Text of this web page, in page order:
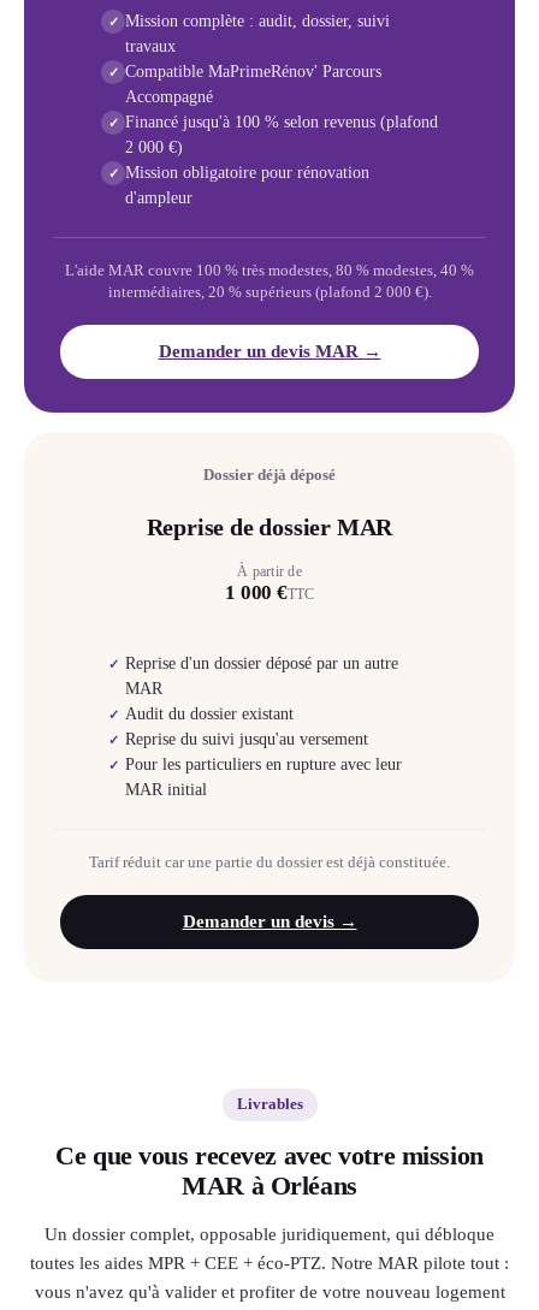
✓ Mission complète : audit, dossier, suivi
travaux
✓ Compatible MaPrimeRénov' Parcours
Accompagné
✓ Financé jusqu'à 100 % selon revenus (plafond
2 000 €)
✓ Mission obligatoire pour rénovation
d'ampleur
L'aide MAR couvre 100 % très modestes, 80 % modestes, 40 %
intermédiaires, 20 % supérieurs (plafond 2 000 €).
Demander un devis MAR →
Dossier déjà déposé
Reprise de dossier MAR
À partir de
1 000 €TTC
✓ Reprise d'un dossier déposé par un autre
MAR
✓ Audit du dossier existant
✓ Reprise du suivi jusqu'au versement
✓ Pour les particuliers en rupture avec leur
MAR initial
Tarif réduit car une partie du dossier est déjà constituée.
Demander un devis →
Livrables
Ce que vous recevez avec votre mission
MAR à Orléans
Un dossier complet, opposable juridiquement, qui débloque
toutes les aides MPR + CEE + éco-PTZ. Notre MAR pilote tout :
vous n'avez qu'à valider et profiter de votre nouveau logement